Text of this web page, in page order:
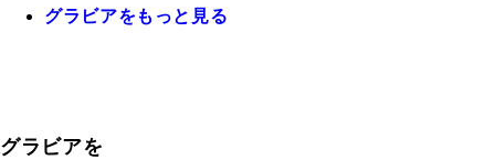
グラビアをもっと見る
グラビアを